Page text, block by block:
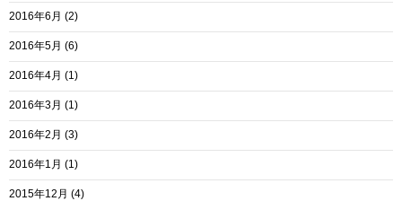
2016年6月 (2)
2016年5月 (6)
2016年4月 (1)
2016年3月 (1)
2016年2月 (3)
2016年1月 (1)
2015年12月 (4)